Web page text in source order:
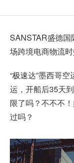
SANSTAR盛德
场跨境电商物流
“极速达”墨西哥
运，开船后35天
限了吗？不不不
过吗？